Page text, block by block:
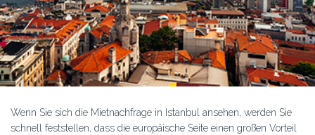
Wenn Sie sich die Mietnachfrage in Istanbul ansehen, werden Sie
schnell feststellen, dass die europäische Seite einen großen Vorteil